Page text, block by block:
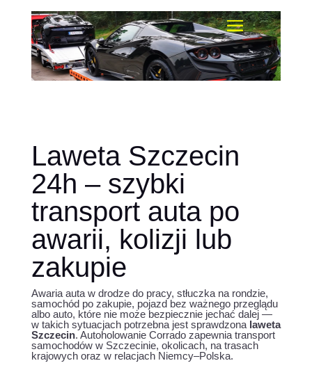
Laweta Szczecin
24h – szybki
transport auta po
awarii, kolizji lub
zakupie
Awaria auta w drodze do pracy, stłuczka na rondzie,
samochód po zakupie, pojazd bez ważnego przeglądu
albo auto, które nie może bezpiecznie jechać dalej —
w takich sytuacjach potrzebna jest sprawdzona laweta
Szczecin. Autoholowanie Corrado zapewnia transport
samochodów w Szczecinie, okolicach, na trasach
krajowych oraz w relacjach Niemcy–Polska.